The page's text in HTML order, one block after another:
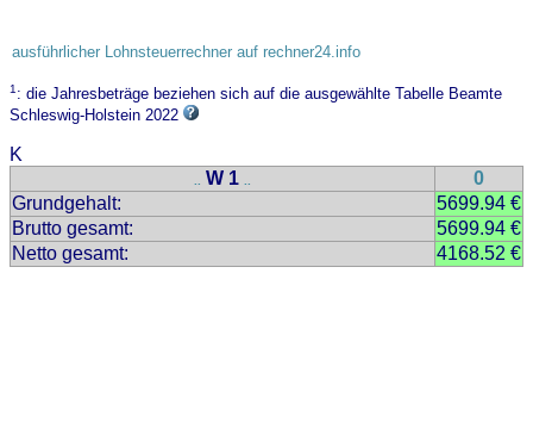
ausführlicher Lohnsteuerrechner auf rechner24.info
1: die Jahresbeträge beziehen sich auf die ausgewählte Tabelle Beamte
Schleswig-Holstein 2022
K
.. W 1 ..
0
Grundgehalt:
5699.94 €
Brutto gesamt:
5699.94 €
Netto gesamt:
4168.52 €